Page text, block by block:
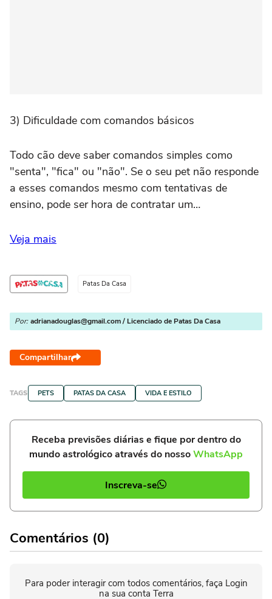
3) Dificuldade com comandos básicos
Todo cão deve saber comandos simples como
"senta", "fica" ou "não". Se o seu pet não responde
a esses comandos mesmo com tentativas de
ensino, pode ser hora de contratar um…
Veja mais
Patas Da Casa
Por: adrianadouglas@gmail.com / Licenciado de Patas Da Casa
Compartilhar
TAGS PETS PATAS DA CASA VIDA E ESTILO
Receba previsões diárias e fique por dentro do
mundo astrológico através do nossoWhatsApp
Inscreva-se
Comentários (0)
Para poder interagir com todos comentários, faça Login
na sua conta Terra